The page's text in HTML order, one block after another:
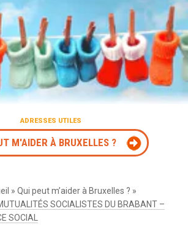
ADRESSES UTILES
M'AIDER À BRUXELLES ?
»Qui peut m’aider à Bruxelles ? »
SOCIALISTES DU BRABANT –
SOCIAL